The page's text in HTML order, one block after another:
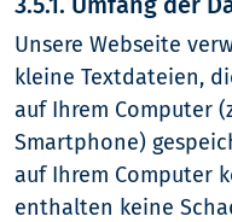
Unsere Webseite
kleine Textdateien,
auf Ihrem Computer
Smartphone)
auf Ihrem Computer
enthalten keine